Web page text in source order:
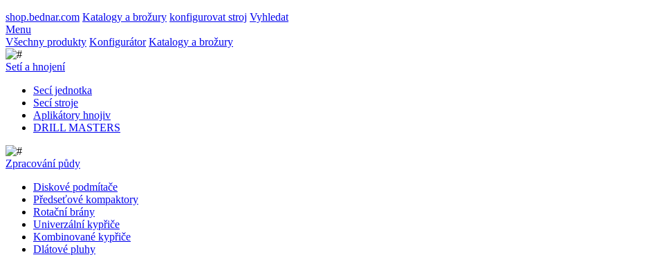
shop.bednar.com Katalogy a brožury konfigurovat stroj Vyhledat
Menu
Všechny produkty Konfigurátor Katalogy a brožury
Setí a hnojení
Secí jednotka
Secí stroje
Aplikátory hnojiv
DRILL MASTERS
Zpracování půdy
Diskové podmítače
Předseťové kompaktory
Rotační brány
Univerzální kypřiče
Kombinované kypřiče
Dlátové pluhy